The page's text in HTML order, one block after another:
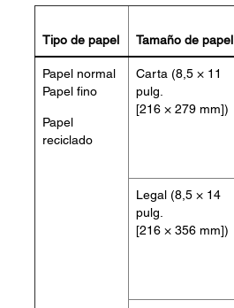
Tipo de papel Tamaño de papel
Papel normal
Papel fino
Papel
reciclado
Carta (8,5 × 11
pulg.
[216 × 279 mm])
Legal (8,5 × 14
pulg.
[216 × 356 mm])